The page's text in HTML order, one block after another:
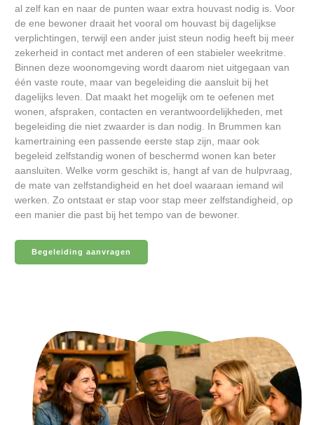
al zelf kan en naar de punten waar extra houvast nodig is. Voor
de ene bewoner draait het vooral om houvast bij dagelijkse
verplichtingen, terwijl een ander juist steun nodig heeft bij meer
zekerheid in contact met anderen of een stabieler weekritme.
Binnen deze woonomgeving wordt daarom niet uitgegaan van
één vaste route, maar van begeleiding die aansluit bij het
dagelijks leven. Dat maakt het mogelijk om te oefenen met
wonen, afspraken, contacten en verantwoordelijkheden, met
begeleiding die niet zwaarder is dan nodig. In Brummen kan
kamertraining een passende eerste stap zijn, maar ook
begeleid zelfstandig wonen of beschermd wonen kan beter
aansluiten. Welke vorm geschikt is, hangt af van de hulpvraag,
de mate van zelfstandigheid en het doel waaraan iemand wil
werken. Zo ontstaat er stap voor stap meer zelfstandigheid, op
een manier die past bij het tempo van de bewoner.
Begeleiding aanvragen